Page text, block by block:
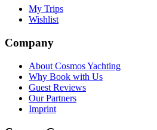
My Trips
Wishlist
Company
About Cosmos Yachting
Why Book with Us
Guest Reviews
Our Partners
Imprint